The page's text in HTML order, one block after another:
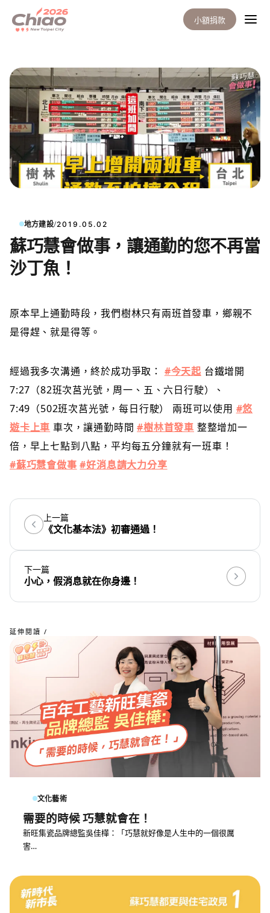
小額捐款
地方建設/2019.05.02
蘇巧慧會做事，讓通勤的您不再當
沙丁魚！
原本早上通勤時段，我們樹林只有兩班首發車，鄉親不
是得趕、就是得等。
經過我多次溝通，終於成功爭取： #今天起 台鐵增開
7:27（82班次莒光號，周一、五、六日行駛）、
7:49（502班次莒光號，每日行駛） 兩班可以使用 #悠
遊卡上車 車次，讓通勤時間#樹林首發車 整整增加一
倍，早上七點到八點，平均每五分鐘就有一班車！
#蘇巧慧會做事 #好消息請大力分享
上一篇
《文化基本法》初審通過！
下一篇
小心，假消息就在你身邊！
延伸閱讀 /
文化藝術
需要的時候 巧慧就會在！
新旺集瓷品牌總監吳佳樺：「巧慧就好像是人生中的一個很厲
害…